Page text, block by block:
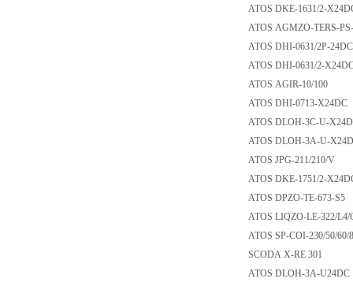
ATOS DKE-1631/2-
ATOS AGMZO-
ATOS DHI-0631/
ATOS DHI-0631/2-
ATOS AGIR-10/
ATOS DHI-0713-
ATOS DLOH-3C-U-
ATOS DLOH-3A-U-
ATOS JPG-211/
ATOS DKE-1751/2-
ATOS DPZO-TE-
ATOS LIQZO-LE-
ATOS SP-COI-230/
SCODA X-RE 301
ATOS DLOH-3A-